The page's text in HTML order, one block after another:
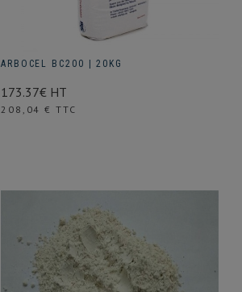
ARBOCEL BC200 | 20KG
173.37€ HT
Prix
208,04 € TTC